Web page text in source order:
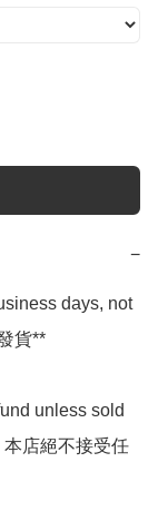
−
days, not
貨**
unless sold
本店絕不接受任